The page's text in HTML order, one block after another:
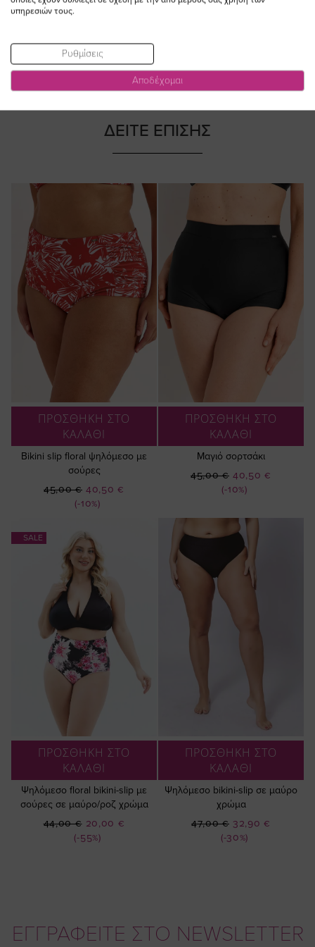
ΠΡΟΣΘΗΚΗ ΣΤΟ
ΚΑΛΑΘΙ
Bikini slip floral ψηλόμεσο με
σούρες
(-10%)
Ειδική
Τιμή
40,50 €
45,00 €
ΠΡΟΣΘΗΚΗ ΣΤΟ
ΚΑΛΑΘΙ
Μαγιό σορτσάκι
(-10%)
Ειδική
Τιμή
40,50 €
45,00 €
SALE
ΠΡΟΣΘΗΚΗ ΣΤΟ
ΚΑΛΑΘΙ
Ψηλόμεσο floral bikini-slip με
σούρες σε μαύρο/ροζ χρώμα
(-55%)
Ειδική
Τιμή
20,00 €
44,00 €
ΠΡΟΣΘΗΚΗ ΣΤΟ
ΚΑΛΑΘΙ
Ψηλόμεσο bikini-slip σε μαύρο
χρώμα
(-30%)
Ειδική
Τιμή
32,90 €
47,00 €
ΔΕΙΤΕ ΕΠΙΣΗΣ
ΕΓΓΡΑΦΕΙΤΕ ΣΤΟ NEWSLETTER
υπηρεσιών τους.
Ρυθμίσεις
Αποδέχομαι